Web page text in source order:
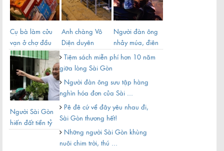
Cụ bà làm cửu
vạn ở chợ đầu
mối Sài Gòn
Anh chàng Vô
Diện duyên
dáng bán khoai
trên vỉa ...
Người đàn ông
nhảy múa, điên
khùng trên vỉa
Người Sài Gòn
hiến đất tiền tỷ
Tiệm sách miễn phí hơn 10 năm
giữa lòng Sài Gòn
Người đàn ông sưu tập hàng
nghìn hóa đơn của Sài ...
Pê đê cứ về đây yêu nhau đi,
Sài Gòn thương hết!
Những người Sài Gòn khùng
nuôi chim trời, thú ...